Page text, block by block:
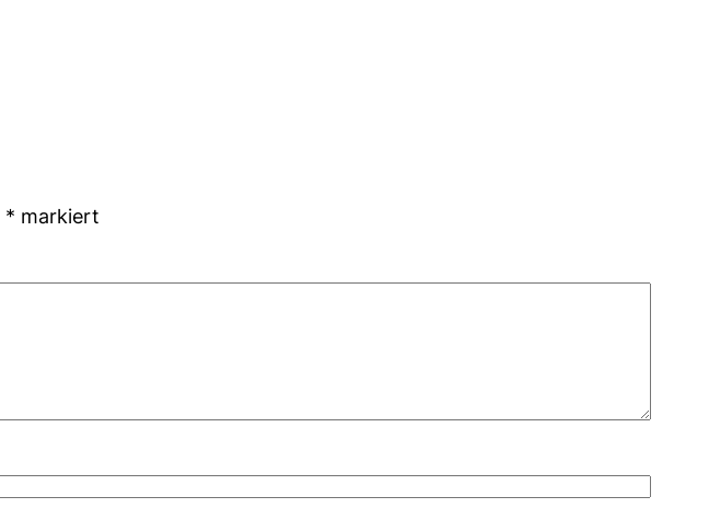
* markiert